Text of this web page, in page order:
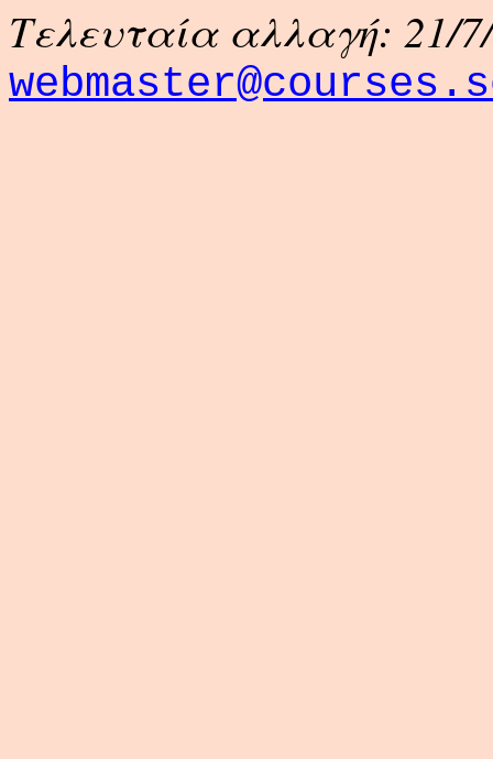
Τελευταία αλλαγή: 21/